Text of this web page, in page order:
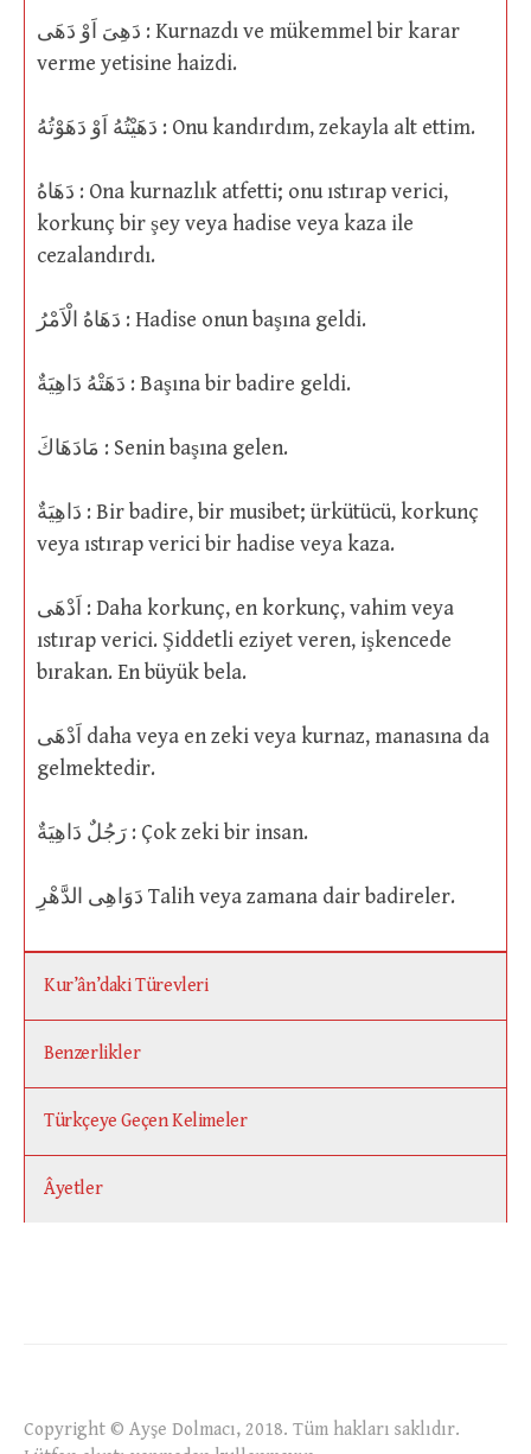
دَهِىَ اَوْ دَهَى : Kurnazdı ve mükemmel bir karar
verme yetisine haizdi.
دَهَيْتُهُ اَوْ دَهَوْتُهُ : Onu kandırdım, zekayla alt ettim.
دَهَاهُ : Ona kurnazlık atfetti; onu ıstırap verici,
korkunç bir şey veya hadise veya kaza ile
cezalandırdı.
دَهَاهُ الْاَمْرُ : Hadise onun başına geldi.
دَهَتْهُ دَاهِيَةٌ : Başına bir badire geldi.
مَادَهَاكَ : Senin başına gelen.
دَاهِيَةٌ : Bir badire, bir musibet; ürkütücü, korkunç
veya ıstırap verici bir hadise veya kaza.
اَدْهَى : Daha korkunç, en korkunç, vahim veya
ıstırap verici. Şiddetli eziyet veren, işkencede
bırakan. En büyük bela.
اَدْهَى daha veya en zeki veya kurnaz, manasına da
gelmektedir.
رَجُلٌ دَاهِيَةٌ : Çok zeki bir insan.
دَوَاهِى الدَّهْرِ Talih veya zamana dair badireler.
Kur’ân’daki Türevleri
Benzerlikler
Türkçeye Geçen Kelimeler
Âyetler
Copyright © Ayşe Dolmacı, 2018. Tüm hakları saklıdır.